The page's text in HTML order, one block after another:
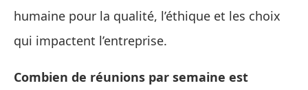
humaine pour la qualité, l’éthique et les choix
qui impactent l’entreprise.
Combien de réunions par semaine est